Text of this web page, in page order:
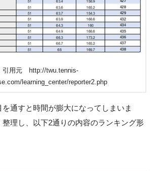
引用元 http://twu.tennis-
learning_center/reporter2.php
を通すと時間が膨大になってしまいま
理し、以下2通りの内容のランキング形